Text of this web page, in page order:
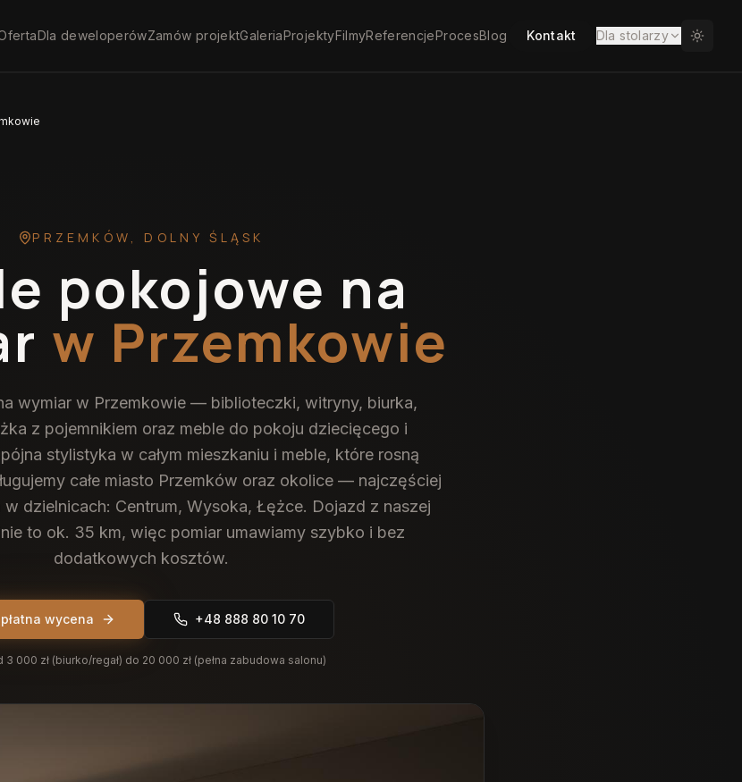
Dla deweloperówZamów projektGaleriaProjektyFilmyReferencjeProcesBlog Kontakt Dla stolarzy
PRZEMKÓW , DOLNY ŚLĄSK
pokojowe na
w Przemkowie
wymiar w Przemkowie — biblioteczki, witryny, biurka,
z pojemnikiem oraz meble do pokoju dziecięcego i
stylistyka w całym mieszkaniu i meble, które rosną
całe miasto Przemków oraz okolice — najczęściej
w dzielnicach: Centrum, Wysoka, Łężce. Dojazd z naszej
to ok. 35 km, więc pomiar umawiamy szybko i bez
dodatkowych kosztów.
wycena +48 888 80 10 70
3 000 zł (biurko/regał) do 20 000 zł (pełna zabudowa salonu)